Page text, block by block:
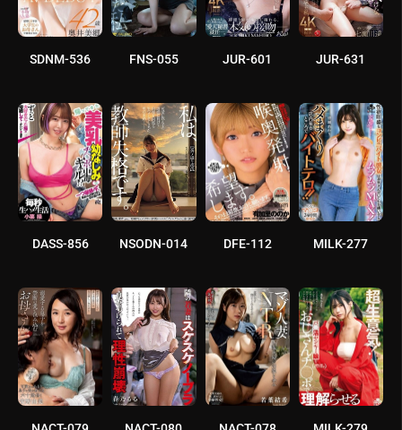
SDNM-536 FNS-055 JUR-601 JUR-631
DASS-856 NSODN-014 DFE-112 MILK-277